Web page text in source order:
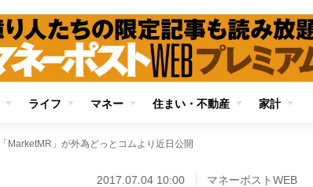
ライフ マネー 住まい・不動産 家計
MarketMR」が外為どっとコムより近日公開
2017.07.04 10:00 マネーポストWEB